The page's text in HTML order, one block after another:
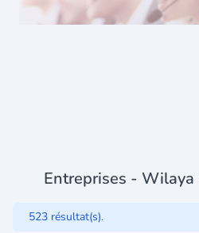
Entreprises -
523 résultat(s).